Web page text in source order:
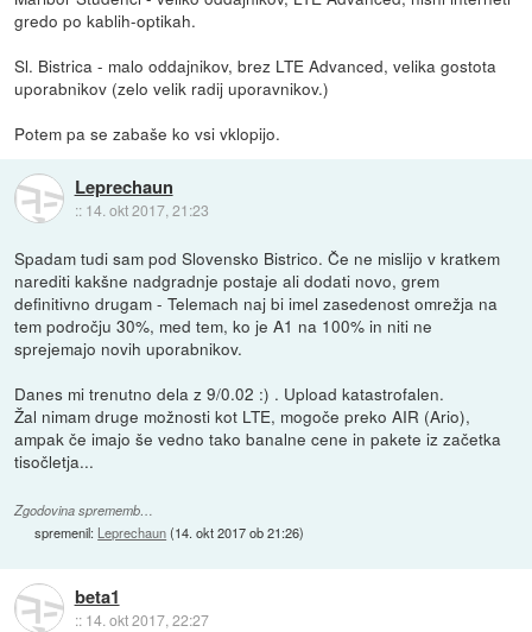
gredo po kablih-optikah.
Sl. Bistrica - malo oddajnikov, brez LTE Advanced, velika gostota
uporabnikov (zelo velik radij uporavnikov.)
Potem pa se zabaše ko vsi vklopijo.
Leprechaun
:: 14. okt 2017, 21:23
Spadam tudi sam pod Slovensko Bistrico. Če ne mislijo v kratkem
narediti kakšne nadgradnje postaje ali dodati novo, grem
definitivno drugam - Telemach naj bi imel zasedenost omrežja na
tem področju 30%, med tem, ko je A1 na 100% in niti ne
sprejemajo novih uporabnikov.
Danes mi trenutno dela z 9/0.02 :) . Upload katastrofalen.
Žal nimam druge možnosti kot LTE, mogoče preko AIR (Ario),
ampak če imajo še vedno tako banalne cene in pakete iz začetka
tisočletja...
Zgodovina sprememb…
spremenil: Leprechaun(14. okt 2017 ob 21:26)
beta1
:: 14. okt 2017, 22:27